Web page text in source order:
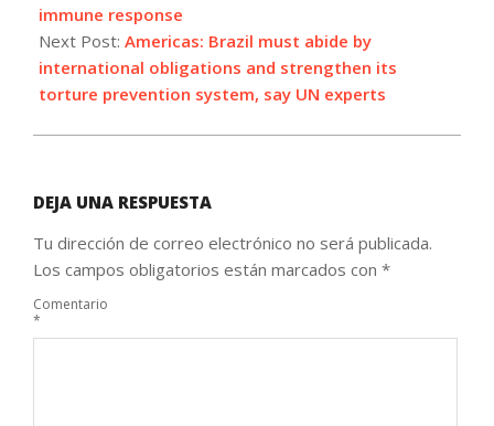
immune response
Next Post: Americas: Brazil must abide by
international obligations and strengthen its
torture prevention system, say UN experts
DEJA UNA RESPUESTA
Tu dirección de correo electrónico no será publicada.
Los campos obligatorios están marcados con *
Comentario
*